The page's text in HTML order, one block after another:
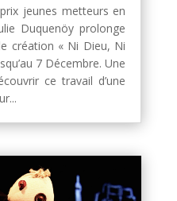
jeunes metteurs en
Duquenöy prolonge
création « Ni Dieu, Ni
7 Décembre. Une
ce travail d’une